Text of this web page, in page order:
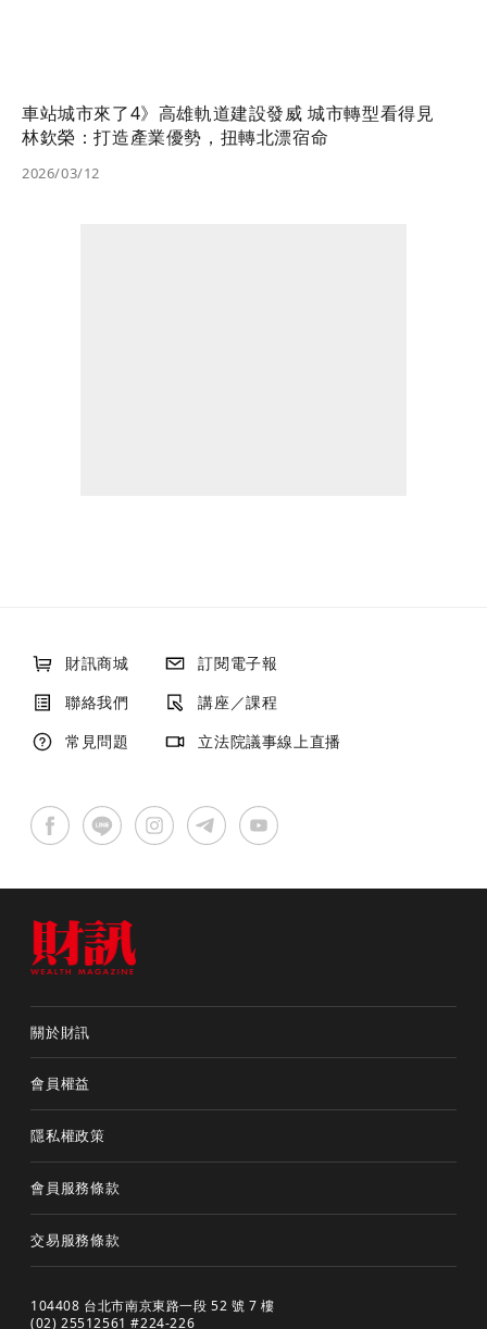
車站城市來了4》高雄軌道建設發威 城市轉型看得見
林欽榮：打造產業優勢，扭轉北漂宿命
2026/03/12
財訊商城
訂閱電子報
聯絡我們
講座／課程
常見問題
立法院議事線上直播
關於財訊
會員權益
隱私權政策
會員服務條款
交易服務條款
104408 台北市南京東路一段 52 號 7 樓
(02) 25512561 #224-226